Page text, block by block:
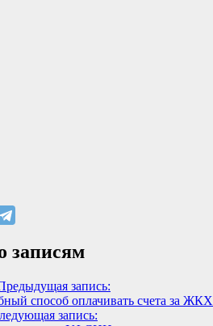
записям
запись:
способ оплачивать счета за ЖКХ
запись: